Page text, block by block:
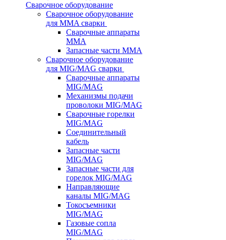
Сварочное оборудование
Сварочное оборудование
для MMA сварки
Сварочные аппараты
MMA
Запасные части MMA
Сварочное оборудование
для MIG/MAG сварки
Сварочные аппараты
MIG/MAG
Механизмы подачи
проволоки MIG/MAG
Сварочные горелки
MIG/MAG
Соединительный
кабель
Запасные части
MIG/MAG
Запасные части для
горелок MIG/MAG
Направляющие
каналы MIG/MAG
Токосъемники
MIG/MAG
Газовые сопла
MIG/MAG